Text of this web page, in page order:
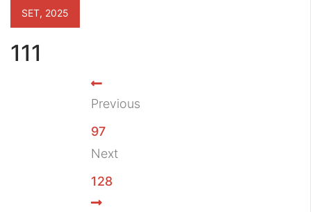
111
SET, 2025
Previous
97
Next
128